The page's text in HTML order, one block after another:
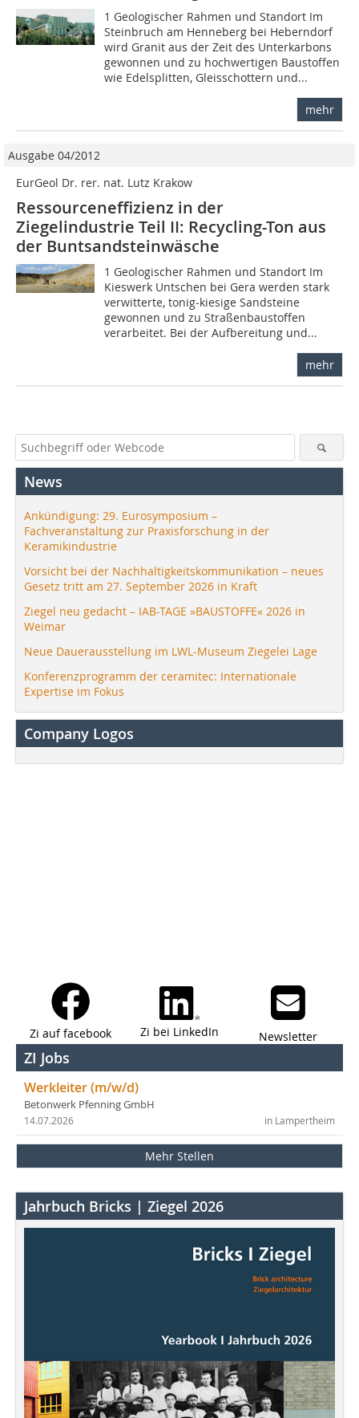
1 Geologischer Rahmen und Standort Im
Steinbruch am Henneberg bei Heberndorf
wird Granit aus der Zeit des Unterkarbons
gewonnen und zu hochwertigen Baustoffen
wie Edelsplitten, Gleisschottern und...
mehr
Ausgabe 04/2012
EurGeol Dr. rer. nat. Lutz Krakow
Ressourceneffizienz in der
Ziegelindustrie Teil II: Recycling-Ton aus
der Buntsandsteinwäsche
1 Geologischer Rahmen und Standort Im
Kieswerk Untschen bei Gera werden stark
verwitterte, tonig-kiesige Sandsteine
gewonnen und zu Straßenbaustoffen
verarbeitet. Bei der Aufbereitung und...
mehr
News
Ankündigung: 29. Eurosymposium –
Fachveranstaltung zur Praxisforschung in der
Keramikindustrie
Vorsicht bei der Nachhaltigkeitskommunikation – neues
Gesetz tritt am 27. September 2026 in Kraft
Ziegel neu gedacht – IAB-TAGE »BAUSTOFFE« 2026 in
Weimar
Neue Dauerausstellung im LWL-Museum Ziegelei Lage
Konferenzprogramm der ceramitec: Internationale
Expertise im Fokus
Company Logos
Zi auf facebook Zi bei LinkedIn Newsletter
ZI Jobs
Werkleiter (m/w/d)
Betonwerk Pfenning GmbH
in Lampertheim
14.07.2026
Mehr Stellen
Jahrbuch Bricks | Ziegel 2026